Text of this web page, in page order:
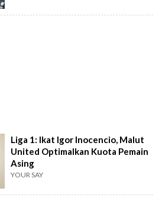
Liga 1: Ikat Igor Inocencio, Malut
United Optimalkan Kuota Pemain
Asing
YOUR SAY